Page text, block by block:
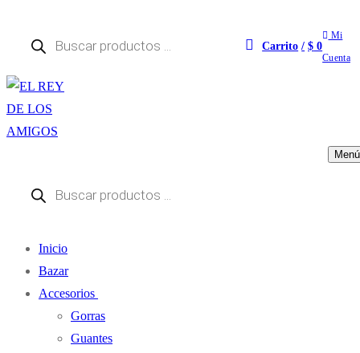
Carrito / $ 0
Mi
Cuenta
Menú
Inicio
Bazar
Accesorios
Gorras
Guantes